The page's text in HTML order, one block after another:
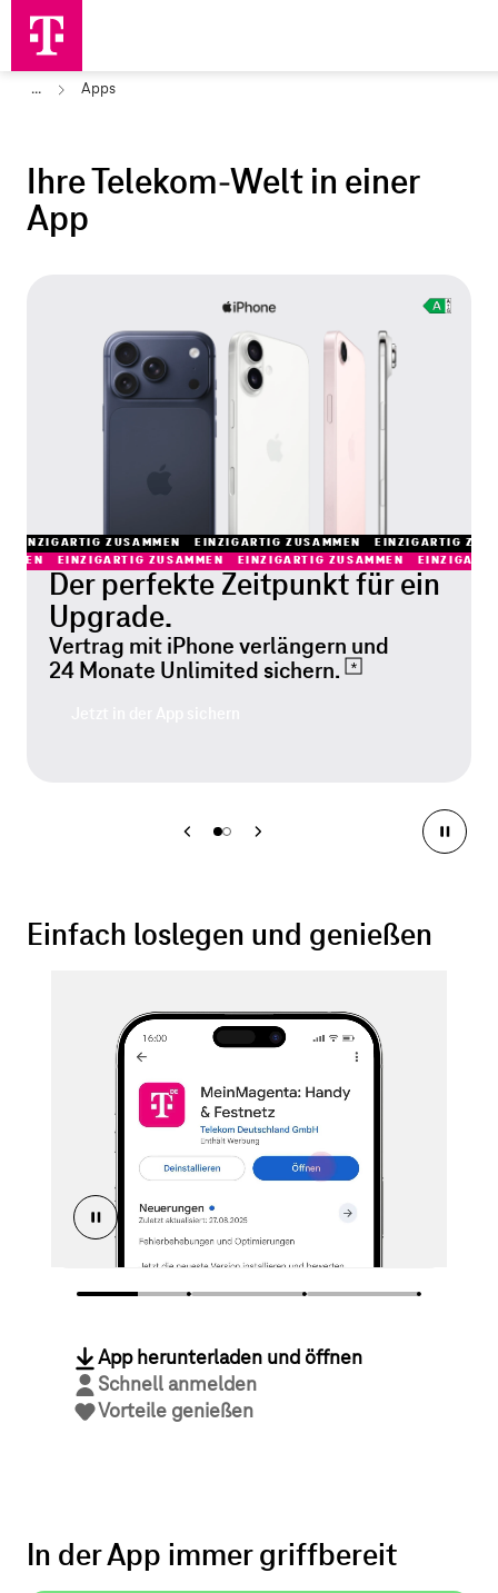
... Apps
Ihre Telekom‑Welt in einer
App
Der perfekte Zeitpunkt für ein
Upgrade.
Vertrag mit iPhone verlängern und
24 Monate Unlimited sichern.
EINZIGARTIG ZUSAMMEN EINZIGARTIG ZUSAMMEN
EINZIGARTIG
EINZIGARTIG ZUSAMMEN EINZIGARTIG ZUSAMMEN
Einfach loslegen und genießen
App herunterladen und öffnen
Schnell anmelden
Vorteile genießen
In der App immer griffbereit